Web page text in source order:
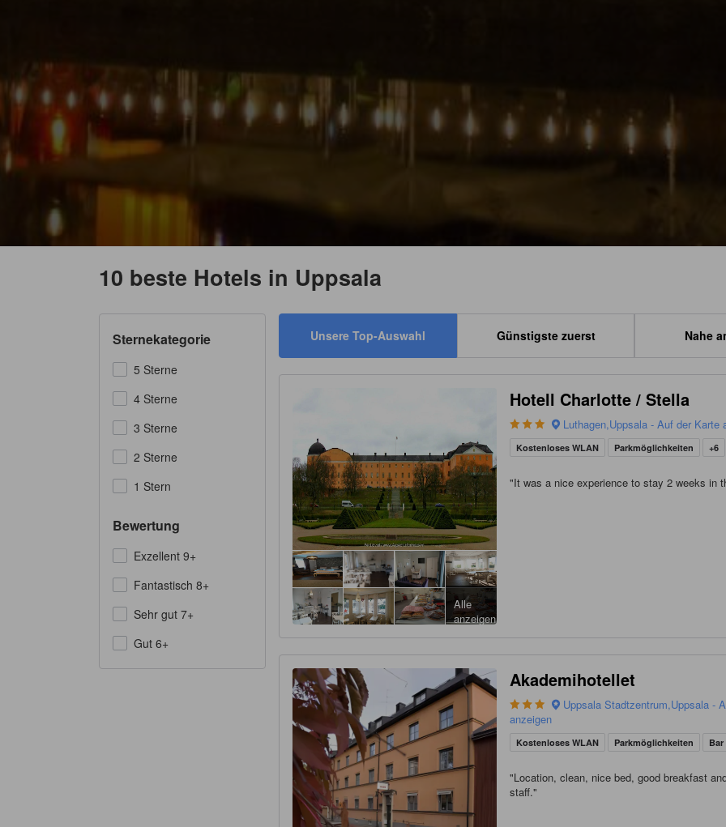
10 beste Hotels in Uppsala
Sternekategorie
5 Sterne
4 Sterne
3 Sterne
2 Sterne
1 Stern
Bewertung
Exzellent 9+
Fantastisch 8+
Sehr gut 7+
Gut 6+
Unsere Top-Auswahl Günstigste zuerst Nahe
Alle
anzeigen
Hotell Charlotte / Stella
Luthagen,Uppsala - Auf der Karte
Kostenloses WLAN Parkmöglichkeiten +6
"It was a nice experience to stay 2 weeks in
Akademihotellet
Uppsala Stadtzentrum,Uppsala -
anzeigen
Kostenloses WLAN Parkmöglichkeiten Bar
"Location, clean, nice bed, good breakfast
staff."